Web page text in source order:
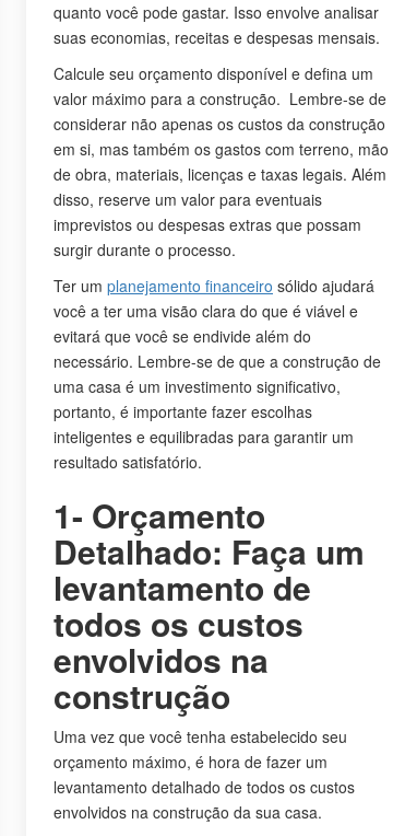
quanto você pode gastar. Isso envolve analisar
suas economias, receitas e despesas mensais.
Calcule seu orçamento disponível e defina um
valor máximo para a construção. Lembre-se de
considerar não apenas os custos da construção
em si, mas também os gastos com terreno, mão
de obra, materiais, licenças e taxas legais. Além
disso, reserve um valor para eventuais
imprevistos ou despesas extras que possam
surgir durante o processo.
Ter um planejamento financeiro sólido ajudará
você a ter uma visão clara do que é viável e
evitará que você se endivide além do
necessário. Lembre-se de que a construção de
uma casa é um investimento significativo,
portanto, é importante fazer escolhas
inteligentes e equilibradas para garantir um
resultado satisfatório.
1- Orçamento
Detalhado: Faça um
levantamento de
todos os custos
envolvidos na
construção
Uma vez que você tenha estabelecido seu
orçamento máximo, é hora de fazer um
levantamento detalhado de todos os custos
envolvidos na construção da sua casa.